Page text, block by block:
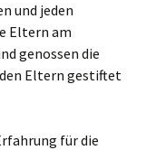
und jeden
Eltern am
genossen die
Eltern gestiftet
für die